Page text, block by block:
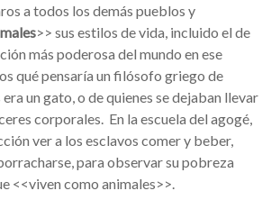
a todos los demás pueblos y
>> sus estilos de vida, incluido el de
más poderosa del mundo en ese
qué pensaría un filósofo griego de
un gato, o de quienes se dejaban llevar
corporales. En la escuela del agogé,
ver a los esclavos comer y beber,
para observar su pobreza
<<viven como animales>>.